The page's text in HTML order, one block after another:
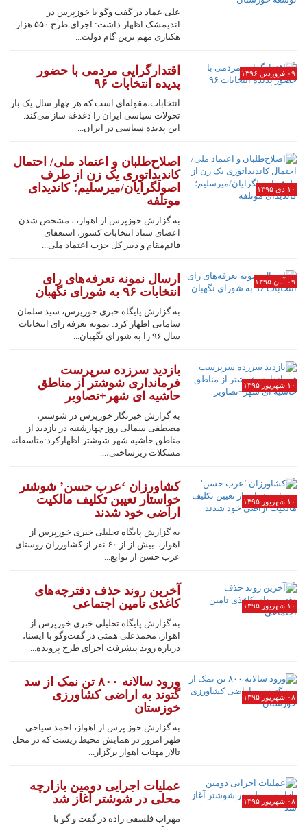
علی عماد در گفت وگو با خوزپرس در
اندیمشک اظهار داشت: اجرای طرح ۵۵۰ هزار
هکتاری مهم ترین گام دولت...
۰۹ فروردین ۱۳۹۶
اقتدارگرایی مردمی با حضور
پدیده انتخابات ۹۶
انتخابات،مقوله‌ای است که هر چهار سال یک بار
تحولات سیاسی ایران را دغدغه ساز می‌کند.
این پدیده سیاسی در ایران...
۱۰ دی ۱۳۹۵
اصلاح‌طلبان و اعتماد ملی/ احتمال
کاندیداتوری یک زن از طرف
اصولگرایان/میرسلیم؛ کاندیدای
موتلفه
به گزارش خوزپرس از اهواز، ، مشخص شدن
اعضای ستاد انتخابات کشور، استعفای
قائم‌مقام و دبیر کل حزب اعتماد ملی...
۰۹ آبان ۱۳۹۵
ارسال نمونه تعرفه‌های رای
انتخابات ۹۶ به شورای نگهبان
به گزارش پایگاه خبری خوزپرس، سید سلمان
سامانی اظهار کرد: نمونه تعرفه‌ رای انتخابات
سال ۹۶ را به شورای نگهبان...
۱۰ شهریور ۱۳۹۵
بازدید سرزده سرپرست
فرمانداری شوشتر از مناطق
حاشیه ای شهر+تصاویر
به گزارش خبرنگار خوزپرس در شوشتر،
مصطفی سمالی روز چهارشنبه در بازدید از
مناطق حاشیه شهر شوشتر اظهارکرد:متاسفانه
مشکلات زیرساختی،...
۱۰ شهریور ۱۳۹۵
کشاورزان ‘عرب حسن’ شوشتر
خواستار تعیین تکلیف مالکیت
اراضی خود شدند
به گزارش پایگاه تحلیلی خبری خوزپرس از
اهواز، بیش از از ۶۰ نفر از کشاورزان روستای
عرب حسن از توابع...
۱۰ شهریور ۱۳۹۵
آخرین روند حذف دفترچه‌های
کاغذی تامین اجتماعی
به گزارش پایگاه تحلیلی خبری خوزپرس از
اهواز، محمدعلی همتی در گفت‌وگو با ایسنا،
درباره روند پیشرفت اجرای طرح پرونده...
۰۸ شهریور ۱۳۹۵
ورود سالانه ۸۰۰ تن نمک از سد
گتوند به اراضی کشاورزی
خوزستان
به گزارش خوز پرس از اهواز، احمد سیاحی
ظهر امروز در همایش محیط زیست که در محل
تالار مهتاب اهواز برگزار...
۰۸ شهریور ۱۳۹۵
عملیات اجرایی دومین بازارچه
محلی در شوشتر آغاز شد
مهراب فلسفی زاده در گفت و گو با